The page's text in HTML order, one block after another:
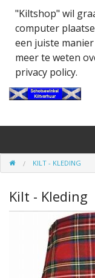
"Kiltshop" wil
computer
een juiste
meer te weten
privacy policy.
Accessoires
Doedelzakspeler
Eten en Drinken
Kilt - Kleding
Highland Titles
KILT - KLEDING
Kilt - Kleding